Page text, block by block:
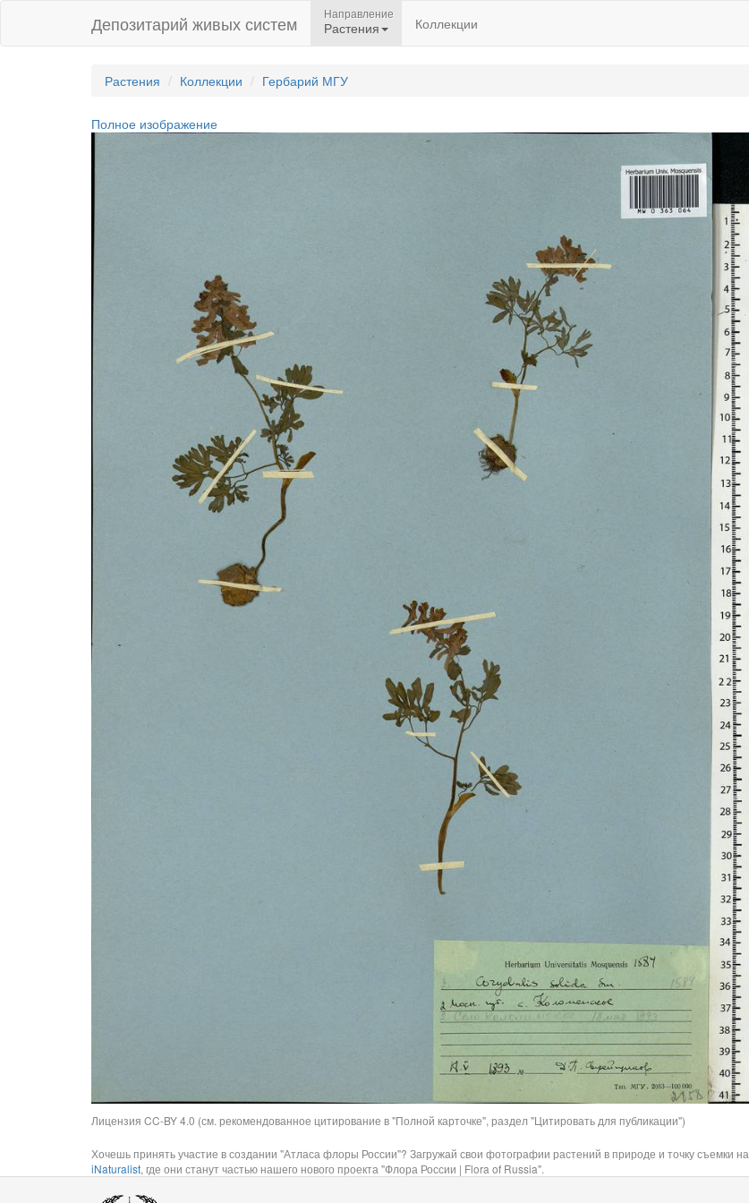
Депозитарий живых систем Направление
Растения Коллекции
Растения Коллекции Гербарий МГУ
Полное изображение
Лицензия CC-BY 4.0 (см. рекомендованное цитирование в "Полной карточке", раздел "Цитировать для публикации")
Хочешь принять участие в создании "Атласа флоры России"? Загружай свои фотографии растений в природе и точку съемки на
iNaturalist, где они станут частью нашего нового проекта "Флора России | Flora of Russia".